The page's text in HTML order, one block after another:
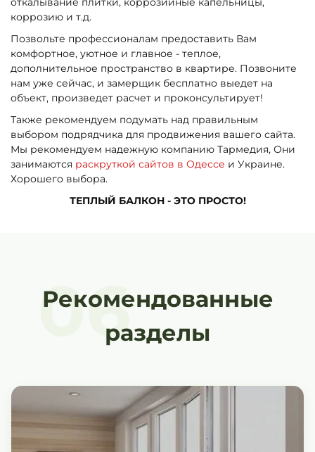
коррозию и т.д.
Позвольте профессионалам предоставить Вам
комфортное, уютное и главное - теплое,
дополнительное пространство в квартире. Позвоните
нам уже сейчас, и замерщик бесплатно выедет на
объект, произведет расчет и проконсультирует!
Также рекомендуем подумать над правильным
выбором подрядчика для продвижения вашего сайта.
Мы рекомендуем надежную компанию Тармедия, Они
занимаются раскруткой сайтов в Одессе и Украине.
Хорошего выбора.
ТЕПЛЫЙ БАЛКОН - ЭТО ПРОСТО!
06
Рекомендованные
разделы